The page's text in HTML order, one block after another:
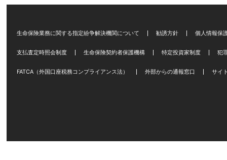
生命保険業務に関する指定紛争解決機関について 勧誘方針 個人情報保
支払査定時照会制度 生命保険契約者保護機構 特定投資家制度 犯
FATCA（外国口座税務コンプライアンス法） 外部からの通報窓口 サイ